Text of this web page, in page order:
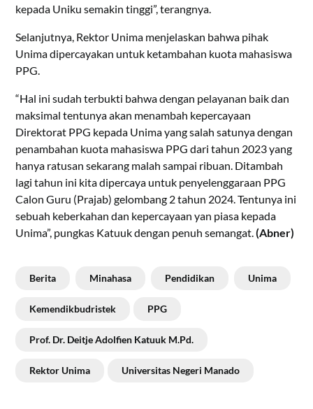
kepada Uniku semakin tinggi”, terangnya.
Selanjutnya, Rektor Unima menjelaskan bahwa pihak
Unima dipercayakan untuk ketambahan kuota mahasiswa
PPG.
“Hal ini sudah terbukti bahwa dengan pelayanan baik dan
maksimal tentunya akan menambah kepercayaan
Direktorat PPG kepada Unima yang salah satunya dengan
penambahan kuota mahasiswa PPG dari tahun 2023 yang
hanya ratusan sekarang malah sampai ribuan. Ditambah
lagi tahun ini kita dipercaya untuk penyelenggaraan PPG
Calon Guru (Prajab) gelombang 2 tahun 2024. Tentunya ini
sebuah keberkahan dan kepercayaan yan piasa kepada
Unima”, pungkas Katuuk dengan penuh semangat.(Abner)
Berita Minahasa Pendidikan Unima
Kemendikbudristek PPG
Prof. Dr. Deitje Adolfien Katuuk M.Pd.
Rektor Unima Universitas Negeri Manado